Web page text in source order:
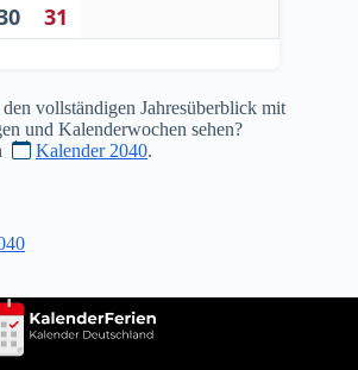
31
vollständigen Jahresüberblick mit
und Kalenderwochen sehen?
Kalender 2040.